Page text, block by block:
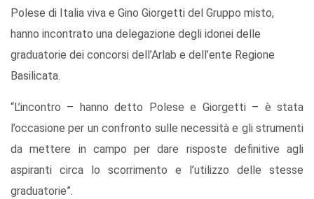
Polese di Italia viva e Gino Giorgetti del Gruppo misto,
hanno incontrato una delegazione degli idonei delle
graduatorie dei concorsi dell’Arlab e dell’ente Regione
Basilicata.
“L’incontro – hanno detto Polese e Giorgetti – è stata
l’occasione per un confronto sulle necessità e gli strumenti
da mettere in campo per dare risposte definitive agli
aspiranti circa lo scorrimento e l’utilizzo delle stesse
graduatorie”.